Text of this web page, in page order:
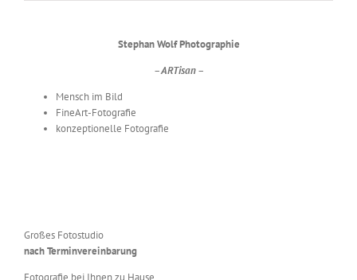
Stephan Wolf Photographie
– ARTisan –
Mensch im Bild
FineArt-Fotografie
konzeptionelle Fotografie
Großes Fotostudio
nach Terminvereinbarung
Fotografie bei Ihnen zu Hause